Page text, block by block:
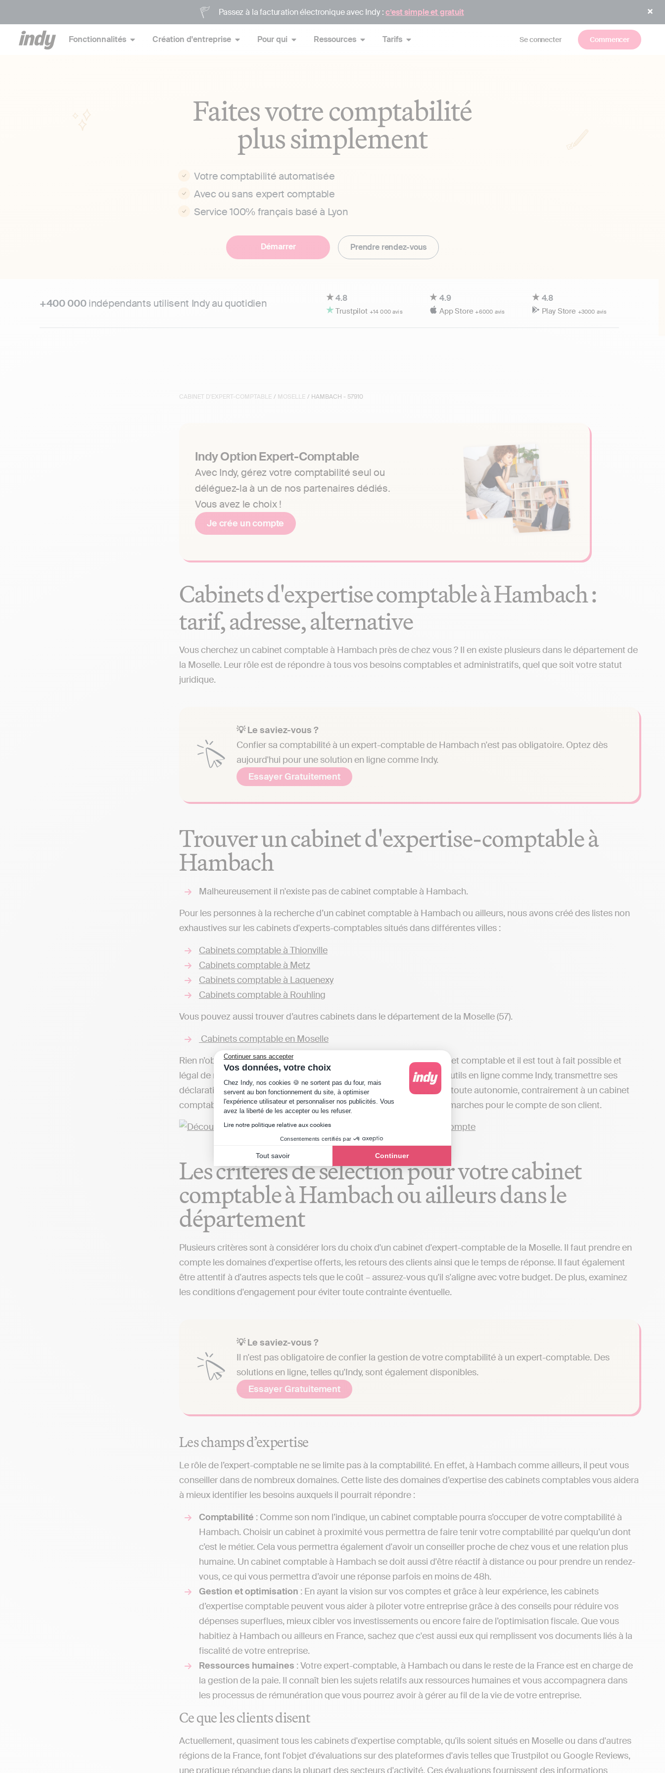
Continuer sans accepter
Vos données, votre choix
Plateforme de Gestion du Consentement : Personnalisez vos Options
Chez Indy, nos cookies 🍪 ne sortent pas du four, mais
servent au bon fonctionnement du site, à optimiser
l'expérience utilisateur et personnaliser nos publicités. Vous
avez la liberté de les accepter ou les refuser.
Lire notre politique relative aux cookies
Consentements certifiés par
Tout savoir Continuer
Axeptio consent
Passez à la facturation électronique avec Indy :c’est simple et gratuit
Fonctionnalités Création d'entreprise Pour qui Ressources Tarifs Se connecter Commencer
Faites votre comptabilité
plus simplement
Votre comptabilité automatisée
Avec ou sans expert comptable
Service 100% français basé à Lyon
Démarrer Prendre rendez-vous
+400 000indépendants utilisent Indy au quotidien 4.8
Trustpilot +14 000 avis
4.9
App Store+6000 avis
4.8
Play Store +3000 avis
CABINET D'EXPERT-COMPTABLE / MOSELLE / HAMBACH - 57910
Indy Option Expert-Comptable
Avec Indy, gérez votre comptabilité seul ou
déléguez-la à un de nos partenaires dédiés.
Vous avez le choix !
Je crée un compte
Cabinets d'expertise comptable à Hambach :
tarif, adresse, alternative
Vous cherchez un cabinet comptable à Hambach près de chez vous ? Il en existe plusieurs dans le département de
la Moselle. Leur rôle est de répondre à tous vos besoins comptables et administratifs, quel que soit votre statut
juridique.
💡 Le saviez-vous ?
Confier sa comptabilité à un expert-comptable de Hambach n'est pas obligatoire. Optez dès
aujourd'hui pour une solution en ligne comme Indy.
Essayer Gratuitement
Trouver un cabinet d'expertise-comptable à
Hambach
Malheureusement il n'existe pas de cabinet comptable à Hambach.
Pour les personnes à la recherche d’un cabinet comptable à Hambach ou ailleurs, nous avons créé des listes non
exhaustives sur les cabinets d'experts-comptables situés dans différentes villes :
Cabinets comptable à Thionville
Cabinets comptable à Metz
Cabinets comptable à Laquenexy
Cabinets comptable à Rouhling
Vous pouvez aussi trouver d’autres cabinets dans le département de la Moselle (57).
Cabinets comptable en Moselle
Rien n’oblige les professionnels à faire appel aux services d’un cabinet comptable et il est tout à fait possible et
légal de réaliser sa comptabilité soi-même. Par exemple, avec des outils en ligne comme Indy, transmettre ses
déclarations fiscales et automatiser sa comptabilité est possible en toute autonomie, contrairement à un cabinet
comptable, (implanté à Hambach ou ailleurs), qui fera toutes ces démarches pour le compte de son client.
Les critères de sélection pour votre cabinet
comptable à Hambach ou ailleurs dans le
département
Plusieurs critères sont à considérer lors du choix d'un cabinet d'expert-comptable de la Moselle. Il faut prendre en
compte les domaines d'expertise offerts, les retours des clients ainsi que le temps de réponse. Il faut également
être attentif à d'autres aspects tels que le coût – assurez-vous qu'il s'aligne avec votre budget. De plus, examinez
les conditions d'engagement pour éviter toute contrainte éventuelle.
💡 Le saviez-vous ?
Il n'est pas obligatoire de confier la gestion de votre comptabilité à un expert-comptable. Des
solutions en ligne, telles qu'Indy, sont également disponibles.
Essayer Gratuitement
Les champs d’expertise
Le rôle de l’expert-comptable ne se limite pas à la comptabilité. En effet, à Hambach comme ailleurs, il peut vous
conseiller dans de nombreux domaines. Cette liste des domaines d’expertise des cabinets comptables vous aidera
à mieux identifier les besoins auxquels il pourrait répondre :
Comptabilité : Comme son nom l’indique, un cabinet comptable pourra s’occuper de votre comptabilité à
Hambach. Choisir un cabinet à proximité vous permettra de faire tenir votre comptabilité par quelqu’un dont
c’est le métier. Cela vous permettra également d'avoir un conseiller proche de chez vous et une relation plus
humaine. Un cabinet comptable à Hambach se doit aussi d'être réactif à distance ou pour prendre un rendez-
vous, ce qui vous permettra d’avoir une réponse parfois en moins de 48h.
Gestion et optimisation : En ayant la vision sur vos comptes et grâce à leur expérience, les cabinets
d’expertise comptable peuvent vous aider à piloter votre entreprise grâce à des conseils pour réduire vos
dépenses superflues, mieux cibler vos investissements ou encore faire de l’optimisation fiscale. Que vous
habitiez à Hambach ou ailleurs en France, sachez que c'est aussi eux qui remplissent vos documents liés à la
fiscalité de votre entreprise.
Ressources humaines : Votre expert-comptable, à Hambach ou dans le reste de la France est en charge de
la gestion de la paie. Il connaît bien les sujets relatifs aux ressources humaines et vous accompagnera dans
les processus de rémunération que vous pourrez avoir à gérer au fil de la vie de votre entreprise.
Ce que les clients disent
Actuellement, quasiment tous les cabinets d'expertise comptable, qu'ils soient situés en Moselle ou dans d'autres
régions de la France, font l'objet d'évaluations sur des plateformes d'avis telles que Trustpilot ou Google Reviews,
une pratique répandue dans la plupart des secteurs d'activité. Ces évaluations fournissent des informations